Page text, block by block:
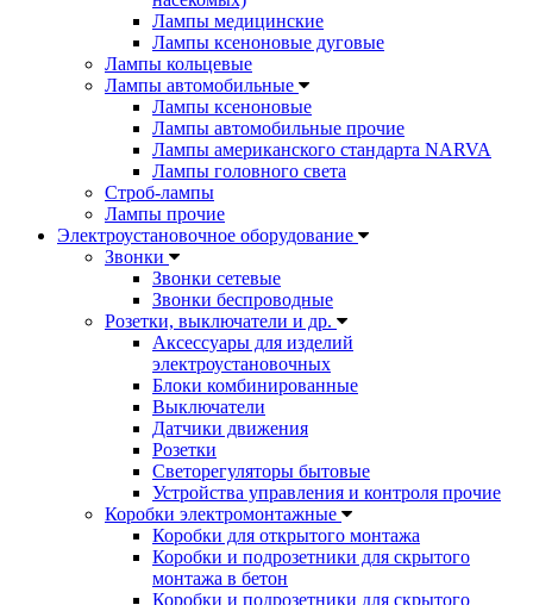
Лампы медицинские
Лампы ксеноновые дуговые
Лампы кольцевые
Лампы автомобильные
Лампы ксеноновые
Лампы автомобильные прочие
Лампы американского стандарта NARVA
Лампы головного света
Строб-лампы
Лампы прочие
Электроустановочное оборудование
Звонки
Звонки сетевые
Звонки беспроводные
Розетки, выключатели и др.
Аксессуары для изделий
электроустановочных
Блоки комбинированные
Выключатели
Датчики движения
Розетки
Светорегуляторы бытовые
Устройства управления и контроля прочие
Коробки электромонтажные
Коробки для открытого монтажа
Коробки и подрозетники для скрытого
монтажа в бетон
Коробки и подрозетники для скрытого